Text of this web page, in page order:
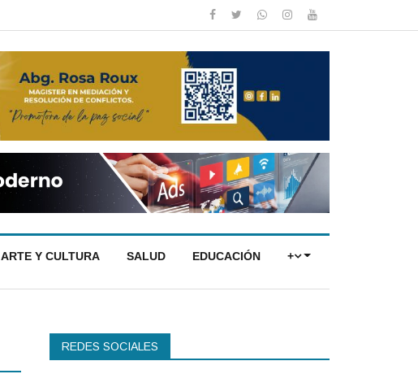
ARTE Y CULTURA SALUD EDUCACIÓN +
REDES SOCIALES